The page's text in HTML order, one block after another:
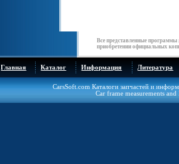
Все представленные
приобретении официальных
Главная Каталог Информация Литература
CarsSoft.com Каталоги запчастей и
Car frame measurements